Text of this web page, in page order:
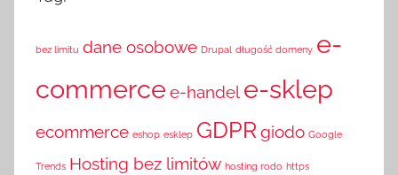
bez limitu dane osobowe Drupal długość domeny e-
commercee-handel e-sklep
ecommerce eshop esklep GDPRgiodo Google
Trends Hosting bez limitów hosting rodo https